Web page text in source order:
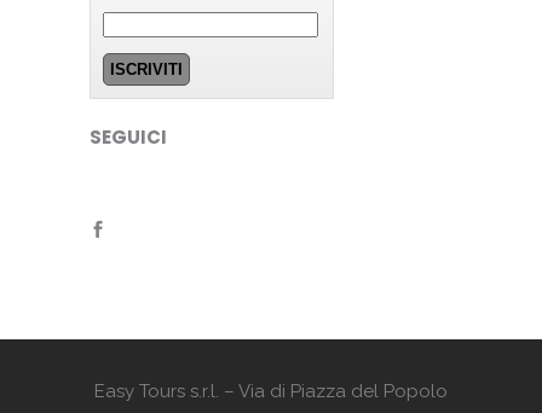
SEGUICI
Easy Tours s.r.l. – Via di Piazza del Popolo